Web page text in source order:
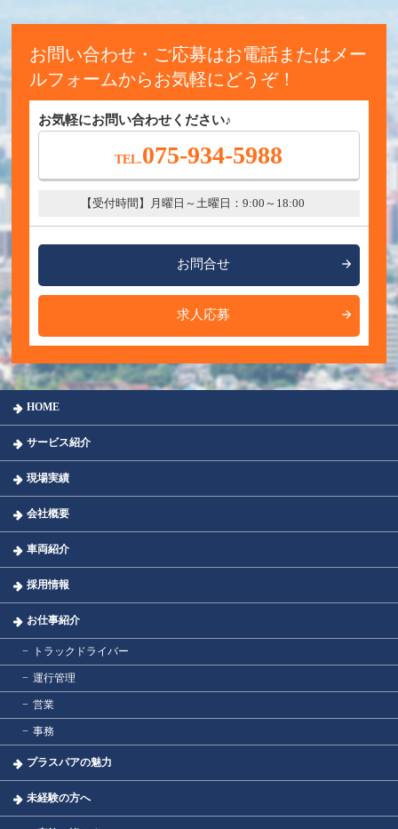
お問い合わせ・ご応募はお電話またはメー
ルフォームからお気軽にどうぞ！
お気軽にお問い合わせください♪
TEL.075-934-5988
【受付時間】月曜日～土曜日：9:00～18:00
お問合せ
求人応募
HOME
サービス紹介
現場実績
会社概要
車両紹介
採用情報
お仕事紹介
トラックドライバー
運行管理
営業
事務
プラスパアの魅力
未経験の方へ